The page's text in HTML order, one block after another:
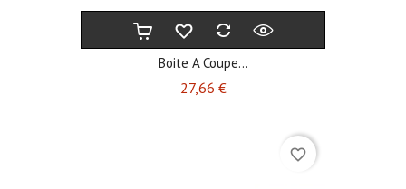
Boite A Coupe...
27,66 €Prix
favorite_border